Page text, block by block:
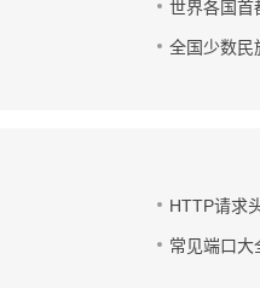
世界各国首
全国少数民
HTTP请求
常见端口大